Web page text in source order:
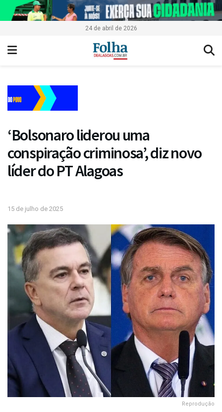
24 de abril de 2026
‘Bolsonaro liderou uma
conspiração criminosa’, diz novo
líder do PT Alagoas
15 de julho de 2025
Reprodução